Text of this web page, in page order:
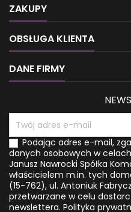
ZAKUPY
OBSŁUGA KLIENTA
DANE FIRMY
Podając adres e-mail,
danych osobowych w
Janusz Nawrocki Spółka
właścicielem m.in. tych
(15-762), ul. Antoniuk
przetwarzane w celu
newslettera. Polityka